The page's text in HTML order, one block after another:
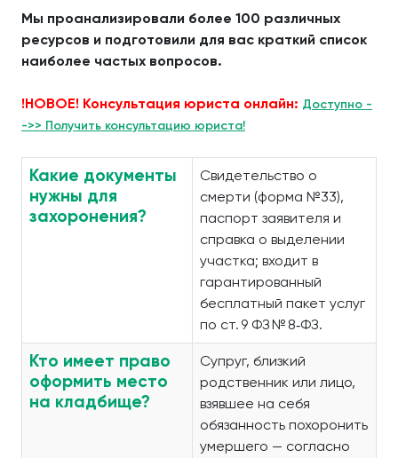
Мы проанализировали более 100 различных
ресурсов и подготовили для вас краткий список
наиболее частых вопросов.
!НОВОЕ! Консультация юриста онлайн: Доступно -
->> Получить консультацию юриста!
Какие документы
нужны для
захоронения?
Свидетельство о
смерти (форма №33),
паспорт заявителя и
справка о выделении
участка; входит в
гарантированный
бесплатный пакет услуг
по ст. 9 ФЗ № 8‑ФЗ.
Кто имеет право
оформить место
на кладбище?
Супруг, близкий
родственник или лицо,
взявшее на себя
обязанность похоронить
умершего — согласно